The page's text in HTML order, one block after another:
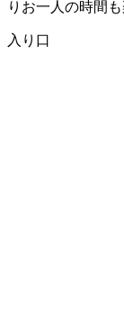
りお一人の時間
入り口